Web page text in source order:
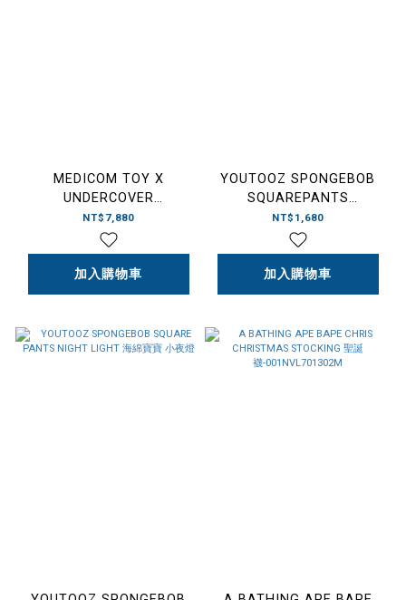
MEDICOM TOY X
UNDERCOVER
HAMBURGER LIGHT
"CLEAR" 透明漢堡燈
NT$7,880
加入購物車
YOUTOOZ SPONGEBOB
SQUAREPANTS
ANNOYING SQUIDWARD
歡呼 海綿寶寶 派大星 玩具
公仔
NT$1,680
加入購物車